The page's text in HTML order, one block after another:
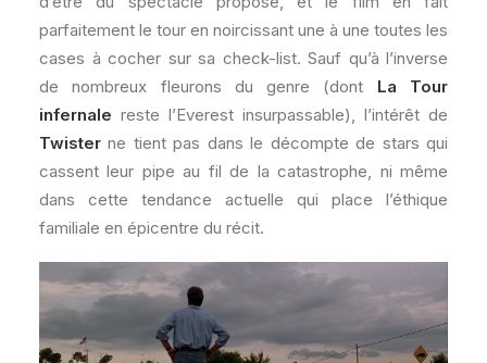
parfaitement le tour en noircissant une à une toutes les
cases à cocher sur sa check-list. Sauf qu’à l’inverse
de nombreux fleurons du genre (dont La Tour
infernale reste l’Everest insurpassable), l’intérêt de
Twister ne tient pas dans le décompte de stars qui
cassent leur pipe au fil de la catastrophe, ni même
dans cette tendance actuelle qui place l’éthique
familiale en épicentre du récit.